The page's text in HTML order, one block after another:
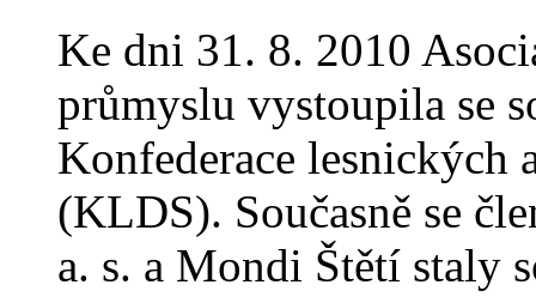
Ke dni 31. 8. 2010
průmyslu vystoupila se
Konfederace lesnických
(KLDS). Současně se
a. s. a Mondi Štětí staly